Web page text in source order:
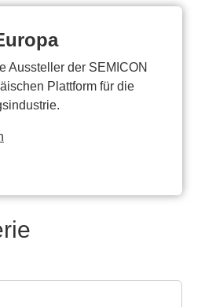
Aussteller der SEMICON
Plattform für die